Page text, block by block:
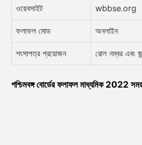
ওয়েবসাইট
wbbse.org
ফলাফল মোড অনলাইন
শংসাপত্র প্রয়োজন রোল নম্বর এবং
পশ্চিমবঙ্গ বোর্ডের ফলাফল মাধ্যমিক 2022